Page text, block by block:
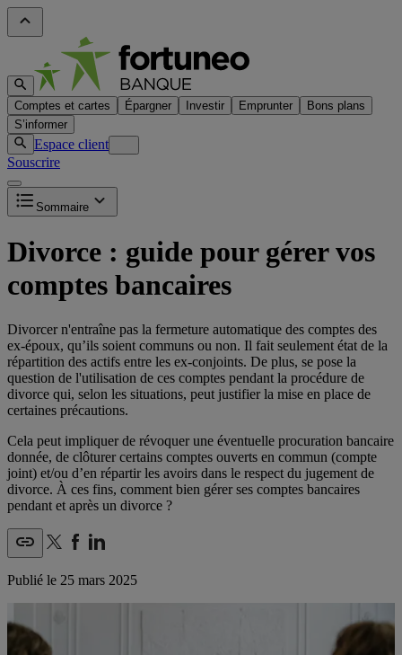
Comptes et cartes Épargner Investir Emprunter
Bons plans
S’informer
Espace client
Souscrire
Sommaire
Divorce : guide pour gérer vos
comptes bancaires
Divorcer n'entraîne pas la fermeture automatique des comptes des
ex-époux, qu’ils soient communs ou non. Il fait seulement état de la
répartition des actifs entre les ex-conjoints. De plus, se pose la
question de l'utilisation de ces comptes pendant la procédure de
divorce qui, selon les situations, peut justifier la mise en place de
certaines précautions.
Cela peut impliquer de révoquer une éventuelle procuration bancaire
donnée, de clôturer certains comptes ouverts en commun (compte
joint) et/ou d’en répartir les avoirs dans le respect du jugement de
divorce. À ces fins, comment bien gérer ses comptes bancaires
pendant et après un divorce ?
Publié le 25 mars 2025